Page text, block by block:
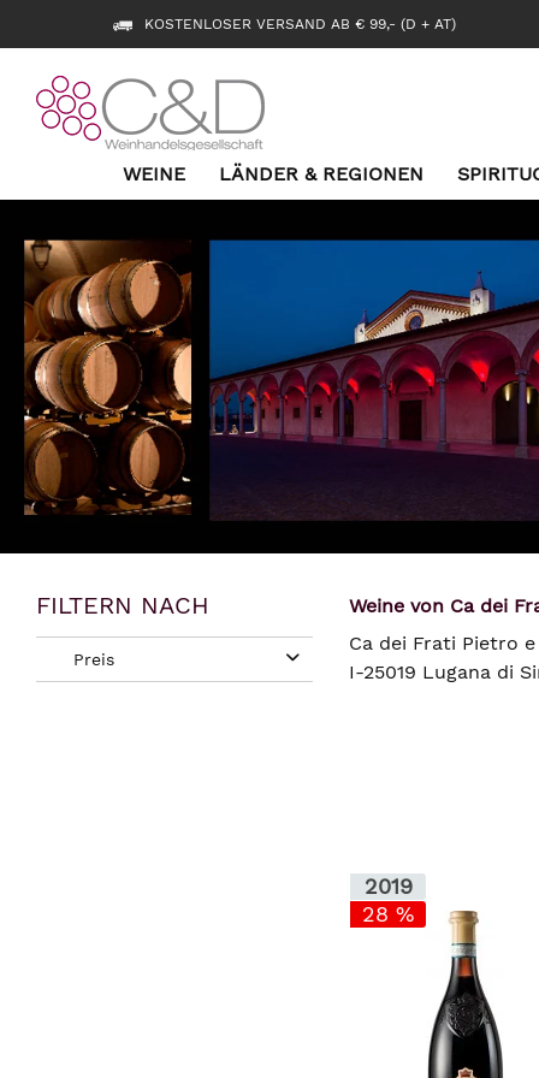
KOSTENLOSER VERSAND AB € 99,- (D + AT)
WEINE LÄNDER & REGIONEN
FILTERN NACH
Preis
Weine von Ca dei
Ca dei Frati Pietro
I-25019 Lugana di
2019
28 %